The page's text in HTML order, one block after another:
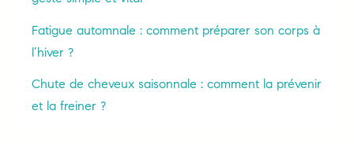
Fatigue automnale : comment préparer son corps à
l’hiver ?
Chute de cheveux saisonnale : comment la prévenir
et la freiner ?